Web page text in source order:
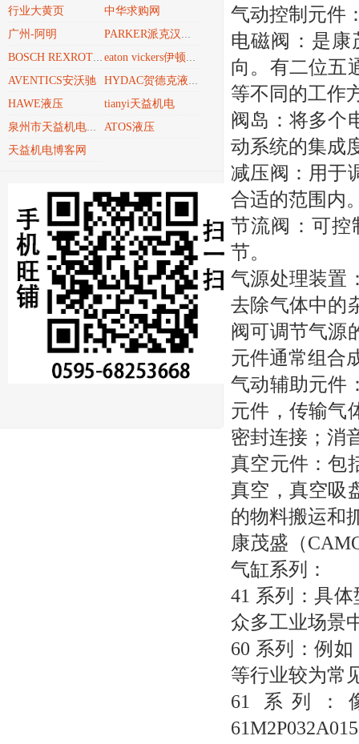
行业大黄页
中华求购网
广州-阿明
PARKER派克汉尼汾
BOSCH REXROTH博世力士乐REXROTH eaton vickers伊顿威格士
AVENTICS安沃驰 HYDAC贺德克液压技术
HAWE液压 tianyi天益机电
泉州市天益机电贸易有限公司
ATOS液压
天益机电博客网
气动控制元件
电磁阀：是康
向。有二位五
等不同的工作
阀岛：将多个
动系统的集成
减压阀：用于
合适的范围内
节流阀：可控
节。
气源处理装置
去除气体中的
阀可调节气源
元件通常组合
气动辅助元件
元件，传输气
密封连接；消
真空元件：包
真空，真空吸
的物料搬运和
康茂盛（
气缸系列：
41 系列：具体
众多工业场景
60 系列：例
等行业较为常
61 系列：像